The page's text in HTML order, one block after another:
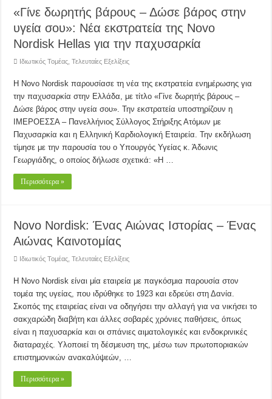
«Γίνε δωρητής βάρους – Δώσε βάρος στην
υγεία σου»: Νέα εκστρατεία της Novo
Nordisk Hellas για την παχυσαρκία
Ιδιωτικός Τομέας ,Τελευταίες Εξελίξεις
Η Novo Nordisk παρουσίασε τη νέα της εκστρατεία ενημέρωσης για
την παχυσαρκία στην Ελλάδα, με τίτλο «Γίνε δωρητής βάρους –
Δώσε βάρος στην υγεία σου». Την εκστρατεία υποστηρίζουν η
ΙΜΕΡΟΕΣΣΑ – Πανελλήνιος Σύλλογος Στήριξης Ατόμων με
Παχυσαρκία και η Ελληνική Καρδιολογική Εταιρεία. Την εκδήλωση
τίμησε με την παρουσία του ο Υπουργός Υγείας κ. Άδωνις
Γεωργιάδης, ο οποίος δήλωσε σχετικά: «Η …
Περισσότερα »
Novo Nordisk: Ένας Αιώνας Ιστορίας – Ένας
Αιώνας Καινοτομίας
Ιδιωτικός Τομέας ,Τελευταίες Εξελίξεις
Η Novo Nordisk είναι μία εταιρεία με παγκόσμια παρουσία στον
τομέα της υγείας, που ιδρύθηκε το 1923 και εδρεύει στη Δανία.
Σκοπός της εταιρείας είναι να οδηγήσει την αλλαγή για να νικήσει το
σακχαρώδη διαβήτη και άλλες σοβαρές χρόνιες παθήσεις, όπως
είναι η παχυσαρκία και οι σπάνιες αιματολογικές και ενδοκρινικές
διαταραχές. Υλοποιεί τη δέσμευση της, μέσω των πρωτοποριακών
επιστημονικών ανακαλύψεών, …
Περισσότερα »